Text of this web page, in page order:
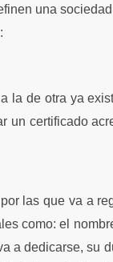
una
la de otra ya
un certificado
las que va a
como: el
a dedicarse, su